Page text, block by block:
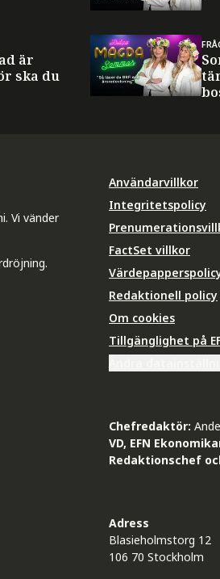
är
ska du
Vi vänder
Användarvillkor
Integritetspolicy
FactSet villkor
Redaktionell policy
Om cookies
Tillgänglighet på
Chefredaktör:
VD, EFN
Redaktionschef
Adress
Blasieholmstorg 12
106 70 Stockholm